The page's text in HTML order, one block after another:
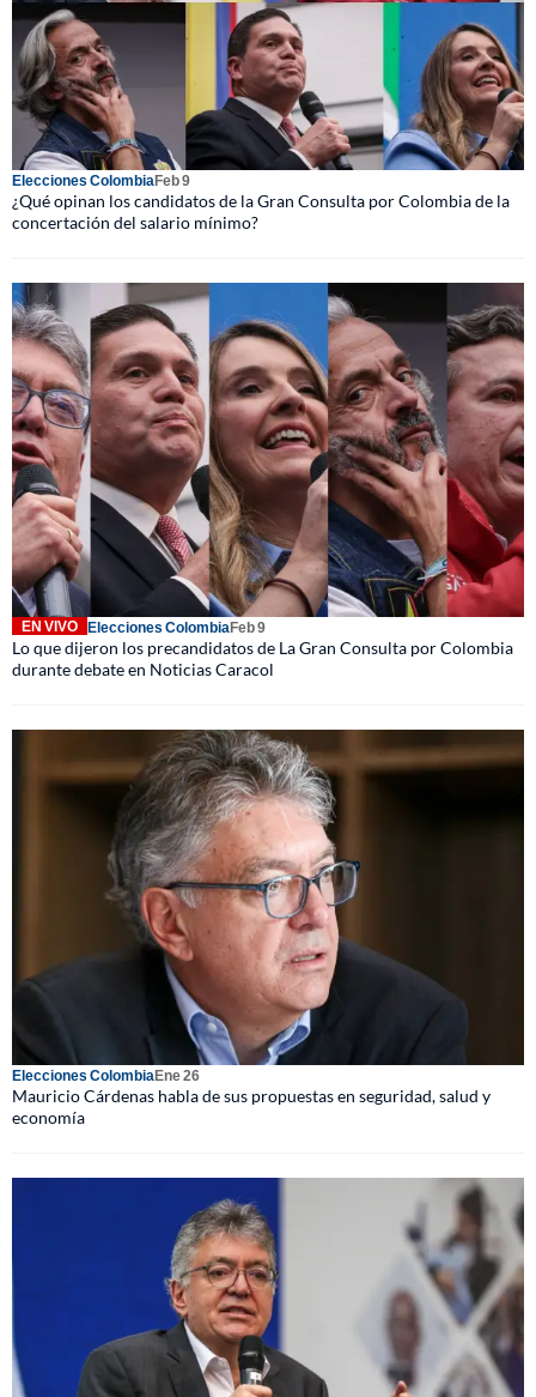
Elecciones ColombiaFeb 9
¿Qué opinan los candidatos de la Gran Consulta por Colombia de la
concertación del salario mínimo?
EN VIVO Elecciones ColombiaFeb 9
Lo que dijeron los precandidatos de La Gran Consulta por Colombia
durante debate en Noticias Caracol
Elecciones ColombiaEne 26
Mauricio Cárdenas habla de sus propuestas en seguridad, salud y
economía